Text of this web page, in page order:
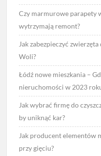
Czy marmurowe parapety
wytrzymają remont?
Jak zabezpieczyć
Woli?
Łódź nowe mieszkania –
nieruchomości w 2023
Jak wybrać firmę do
by uniknąć kar?
Jak producent elementów
przy gięciu?